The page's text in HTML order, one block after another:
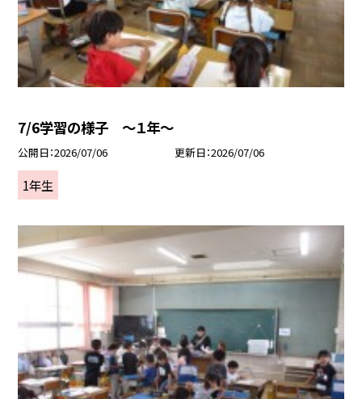
7/6学習の様子 ～１年～
公開日 2026/07/06 更新日 2026/07/06
1年生